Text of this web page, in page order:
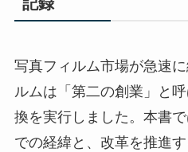
写真フィルム市場が急速
ルムは「第二の創業」と
換を実行しました。本書
での経緯と、改革を推進